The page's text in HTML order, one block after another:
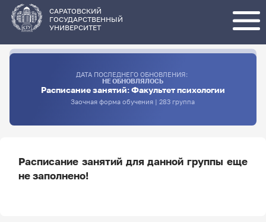
основному
содержанию
САРАТОВСКИЙ
ГОСУДАРСТВЕННЫЙ
УНИВЕРСИТЕТ
ДАТА ПОСЛЕДНЕГО ОБНОВЛЕНИЯ:
НЕ ОБНОВЛЯЛОСЬ
Расписание занятий: Факультет психологии
Заочная форма обучения | 283 группа
Расписание занятий для данной группы еще
не заполнено!